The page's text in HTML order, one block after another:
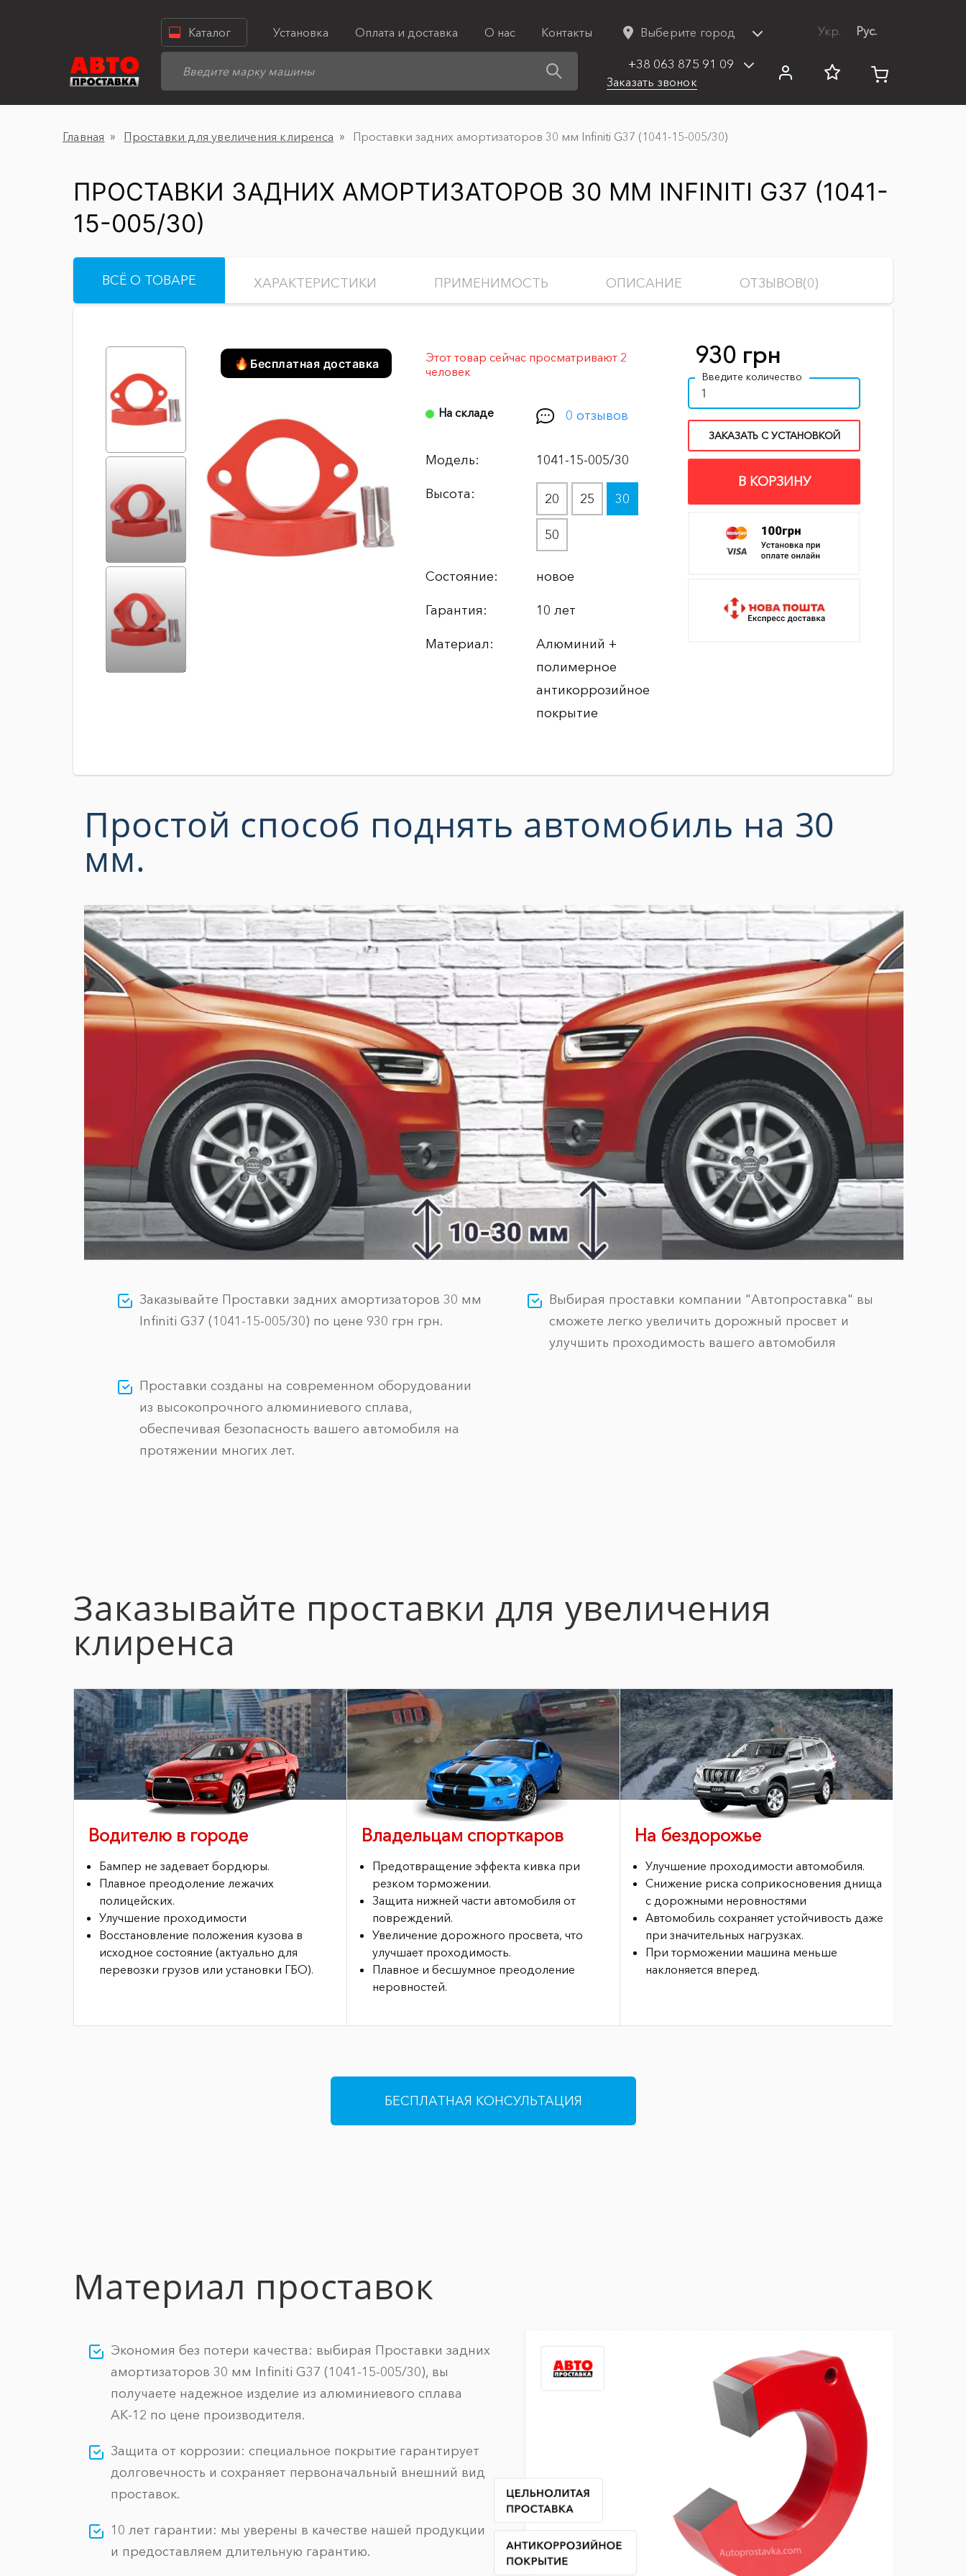
Каталог Установка Оплата и доставка О нас Контакты Выберите город Укр. Рус.
+38 063 875 91 09
Заказать звонок
Главная Проставки для увеличения клиренса Проставки задних амортизаторов 30 мм Infiniti G37 (1041-15-005/30)
ПРОСТАВКИ ЗАДНИХ АМОРТИЗАТОРОВ 30 ММ INFINITI G37 (1041-
15-005/30)
ВСЁ О ТОВАРЕ ХАРАКТЕРИСТИКИ ПРИМЕНИМОСТЬ ОПИСАНИЕ ОТЗЫВОВ(0)
Бесплатная доставка
Этот товар сейчас просматривают 2
человек
На складе 0 отзывов
Модель: 1041-15-005/30
Высота: 20 25 30
50
Состояние: новое
Гарантия: 10 лет
Материал:
Алюминий +
полимерное
антикоррозийное
покрытие
930 грн
Введите количество
ЗАКАЗАТЬ С УСТАНОВКОЙ
В КОРЗИНУ
Простой способ поднять автомобиль на 30
мм.
Заказывайте Проставки задних амортизаторов 30 мм
Infiniti G37 (1041-15-005/30) по цене 930 грн грн.
Проставки созданы на современном оборудовании
из высокопрочного алюминиевого сплава,
обеспечивая безопасность вашего автомобиля на
протяжении многих лет.
Выбирая проставки компании "Автопроставка" вы
сможете легко увеличить дорожный просвет и
улучшить проходимость вашего автомобиля
Заказывайте проставки для увеличения
клиренса
Водителю в городе
Бампер не задевает бордюры.
Плавное преодоление лежачих
полицейских.
Улучшение проходимости
Восстановление положения кузова в
исходное состояние (актуально для
перевозки грузов или установки ГБО).
Владельцам спорткаров
Предотвращение эффекта кивка при
резком торможении.
Защита нижней части автомобиля от
повреждений.
Увеличение дорожного просвета, что
улучшает проходимость.
Плавное и бесшумное преодоление
неровностей.
На бездорожье
Улучшение проходимости автомобиля.
Снижение риска соприкосновения днища
с дорожными неровностями
Автомобиль сохраняет устойчивость даже
при значительных нагрузках.
При торможении машина меньше
наклоняется вперед.
БЕСПЛАТНАЯ КОНСУЛЬТАЦИЯ
Материал проставок
Экономия без потери качества: выбирая Проставки задних
амортизаторов 30 мм Infiniti G37 (1041-15-005/30), вы
получаете надежное изделие из алюминиевого сплава
АК-12 по цене производителя.
Защита от коррозии: специальное покрытие гарантирует
долговечность и сохраняет первоначальный внешний вид
проставок.
10 лет гарантии: мы уверены в качестве нашей продукции
и предоставляем длительную гарантию.